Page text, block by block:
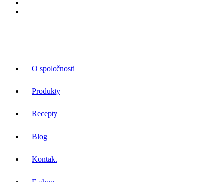
O spoločnosti
Produkty
Recepty
Blog
Kontakt